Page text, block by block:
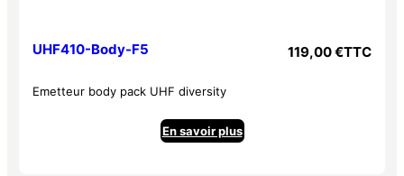
UHF410-Body-F5 119,00€TTC
Emetteur body pack UHF diversity
En savoir plus